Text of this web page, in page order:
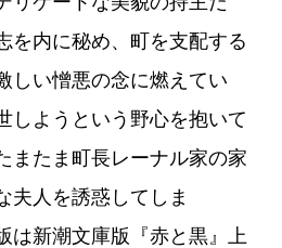
を内に秘め、町を支配する
しい憎悪の念に燃えてい
しようという野心を抱いて
またま町長レーナル家の家
夫人を誘惑してしま
新潮文庫版『赤と黒』上